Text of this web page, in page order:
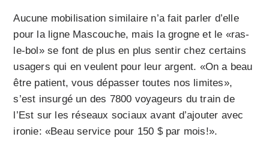
Aucune mobilisation similaire n’a fait parler d’elle
pour la ligne Mascouche, mais la grogne et le «ras-
le-bol» se font de plus en plus sentir chez certains
usagers qui en veulent pour leur argent. «On a beau
être patient, vous dépasser toutes nos limites»,
s’est insurgé un des 7800 voyageurs du train de
l’Est sur les réseaux sociaux avant d’ajouter avec
ironie: «Beau service pour 150 $ par mois!».